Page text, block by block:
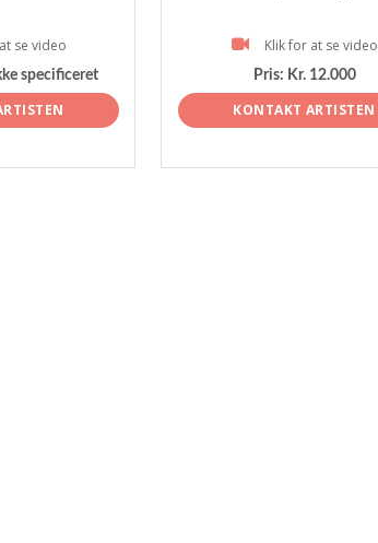
se video
specificeret
Klik for at se video
Pris: Kr. 12.000
KONTAKT ARTISTEN